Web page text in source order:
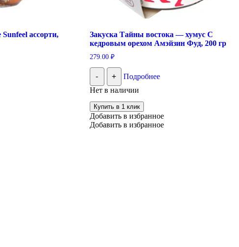
ассорти,
Закуска Тайны востока — хумус С
кедровым орехом Амэйзин Фуд, 200 гр
279.00 ₽
- +
Подробнее
Нет в наличии
Купить в 1 клик
Добавить в избранное
Добавить в избранное